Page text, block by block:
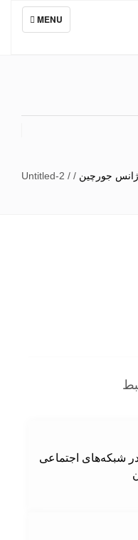
TOGGLE
NAVIGATION
MENU
جورچین/
/
Untitled-2
شبکه‌های اجتماعی